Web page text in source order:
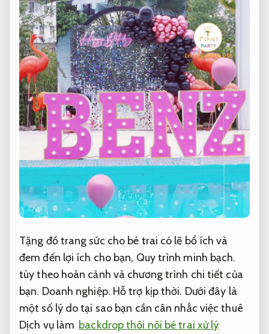
Tặng đồ trang sức cho bé trai có lẽ bổ ích và
đem đến lợi ích cho bạn, Quy trình minh bạch.
tùy theo hoàn cảnh và chương trình chi tiết của
bạn. Doanh nghiệp. Hỗ trợ kịp thời. Dưới đây là
một số lý do tại sao bạn cần cân nhắc việc thuê
Dịch vụ làm backdrop thôi nôi bé trai xử lý